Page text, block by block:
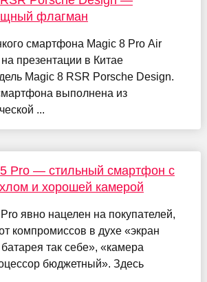
флагман
смартфона Magic 8 Pro Air
презентации в Китае
Magic 8 RSR Porsche Design.
выполнена из
...
Pro — стильный смартфон с
и хорошей камерой
явно нацелен на покупателей,
компромиссов в духе «экран
так себе», «камера
бюджетный». Здесь